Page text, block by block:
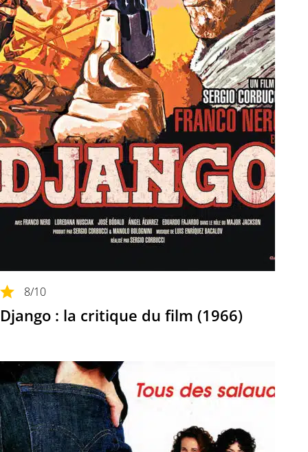
8/10
Django : la critique du film (1966)